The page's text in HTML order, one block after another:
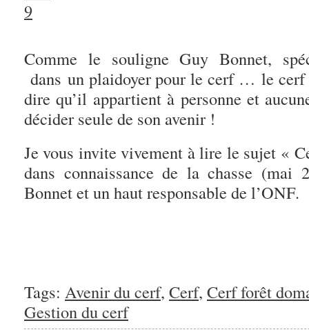
Comme le souligne Guy Bonnet,
dans un plaidoyer pour le cerf … le
dire qu’il appartient à personne et
décider seule de son avenir !
Je vous invite vivement à lire le sujet «
dans connaissance de la chasse (mai
Bonnet et un haut responsable de l’ONF.
Tags: Avenir du cerf, Cerf, Cerf forêt
Gestion du cerf